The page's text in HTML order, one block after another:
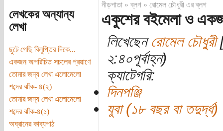
লেখকের অন্যান্য
লেখা
ছুটে গেছি বিলুপ্তির দিকে...
একজন অপরিচিত সচলের প্রয়াণে
তোমার জন্য লেখা এলোমেলো
শব্দের ঝাঁক- ৪(২)
তোমার জন্য লেখা এলোমেলো
শব্দের ঝাঁক-৪(১)
অঘ্রানের কাব্যপাঠ
নীড়পাতা»ব্লগ» রোমেল চৌধুরী এর ব্লগ
একুশের বইমেলা ও
লিখেছেনরোমেল চৌধুরী
২:৪০পূর্বাহ্ন)
ক্যাটেগরি:
দিনপঞ্জি
যুবা (১৮ বছর বা তদুর্দ্ধ)